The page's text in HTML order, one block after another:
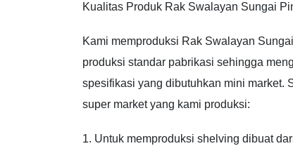
Kualitas Produk Rak Swalayan Sungai
Kami memproduksi Rak Swalayan
produksi standar pabrikasi sehingga
spesifikasi yang dibutuhkan mini market.
super market yang kami produksi:
1. Untuk memproduksi shelving dibuat